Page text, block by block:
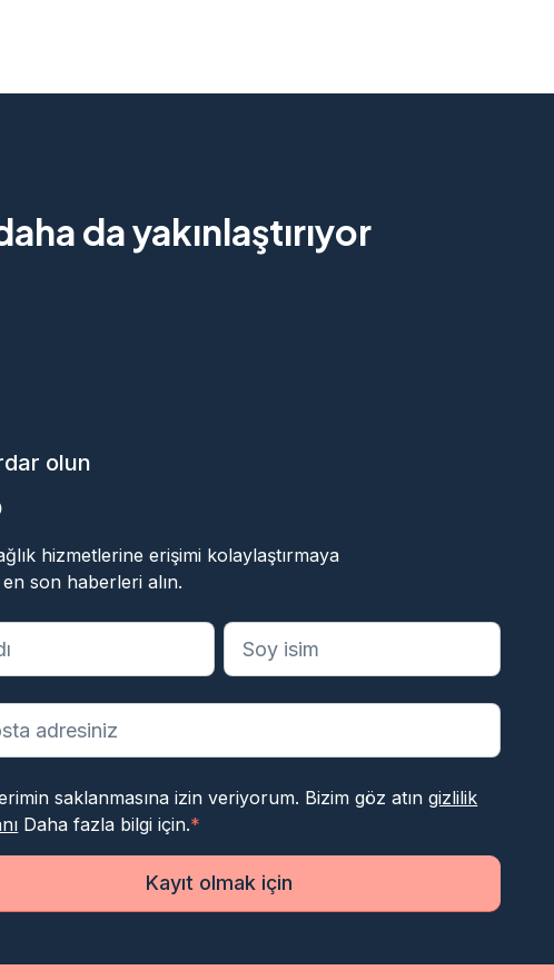
da yakınlaştırıyor
olun
hizmetlerine erişimi kolaylaştırmaya
son haberleri alın.
alanları belirtir
saklanmasına izin veriyorum. Bizim göz atıngizlilik
Daha fazla bilgi için.*
Kayıt olmak için